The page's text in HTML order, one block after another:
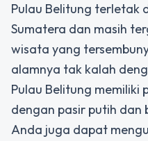
Pulau Belitung terletak
Sumatera dan masih
wisata yang
alamnya tak kalah
Pulau Belitung
dengan pasir putih dan
Anda juga dapat